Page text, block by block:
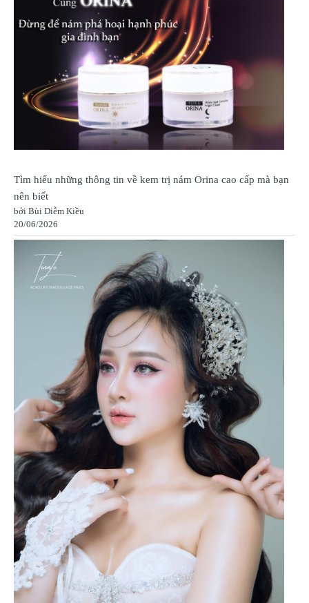
Tìm hiểu những thông tin về kem trị nám Orina cao cấp mà bạn
nên biết
bởi Bùi Diễm Kiều
20/06/2026